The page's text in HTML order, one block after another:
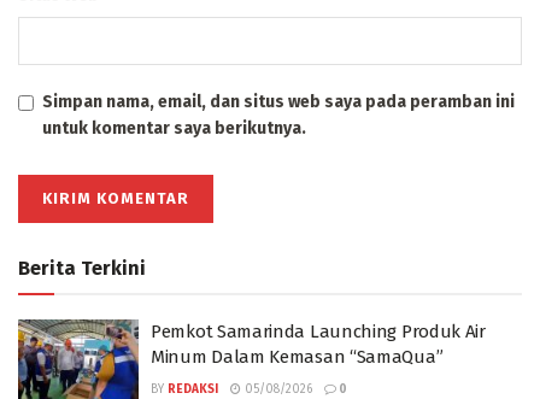
Simpan nama, email, dan situs web saya pada peramban ini
untuk komentar saya berikutnya.
Berita Terkini
Pemkot Samarinda Launching Produk Air
Minum Dalam Kemasan “SamaQua”
BY REDAKSI 05/08/2026 0